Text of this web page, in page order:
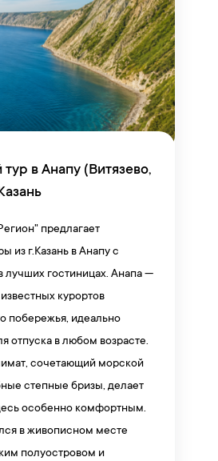
в Анапу (Витязево,
предлагает
из г.Казань в Анапу с
лучших гостиницах. Анапа —
курортов
побережья, идеально
отпуска в любом возрасте.
сочетающий морской
степные бризы, делает
особенно комфортным.
в живописном месте
полуостровом и